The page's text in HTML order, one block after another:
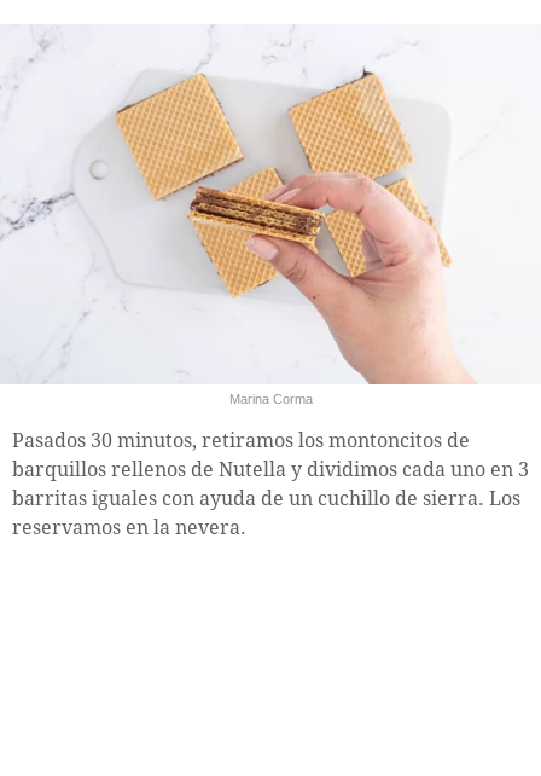
Marina Corma
Pasados 30 minutos, retiramos los montoncitos de
barquillos rellenos de Nutella y dividimos cada uno en 3
barritas iguales con ayuda de un cuchillo de sierra. Los
reservamos en la nevera.